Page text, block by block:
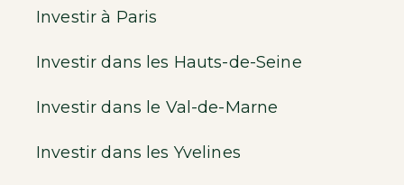
Investir à Paris
Investir dans les Hauts-de-Seine
Investir dans le Val-de-Marne
Investir dans les Yvelines